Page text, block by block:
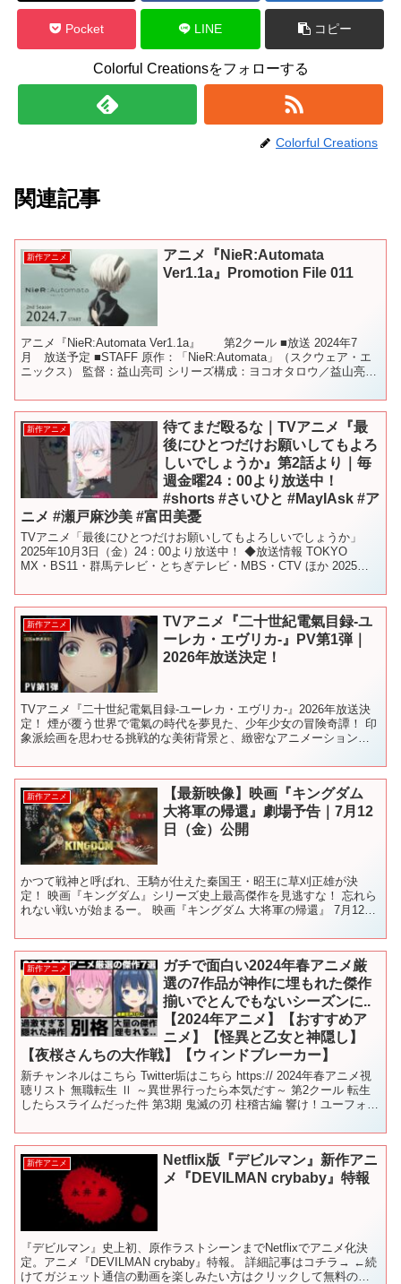
Pocket LINE コピー
Colorful Creationsをフォローする
Colorful Creations
関連記事
新作アニメ
アニメ『NieR:Automata
Ver1.1a』Promotion File 011
アニメ『NieR:Automata Ver1.1a』 第2クール ■放送 2024年7
月 放送予定 ■STAFF 原作：「NieR:Automata」（スクウェア・エ
ニックス） 監督：益山亮司 シリーズ構成：ヨコオタロウ／益山亮司
新作アニメ
待てまだ殴るな｜TVアニメ『最
後にひとつだけお願いしてもよろ
しいでしょうか』第2話より｜毎
週金曜24：00より放送中！
#shorts #さいひと #MayIAsk #ア
ニメ #瀬戸麻沙美 #富田美憂
TVアニメ「最後にひとつだけお願いしてもよろしいでしょうか」
2025年10月3日（金）24：00より放送中！ ◆放送情報 TOKYO
MX・BS11・群馬テレビ・とちぎテレビ・MBS・CTV ほか 2025年
新作アニメ
TVアニメ『二十世紀電氣目録-ユ
ーレカ・エヴリカ-』PV第1弾｜
2026年放送決定！
TVアニメ『二十世紀電氣目録-ユーレカ・エヴリカ-』2026年放送決
定！ 煙が覆う世界で電氣の時代を夢見た、少年少女の冒険奇譚！ 印
象派絵画を思わせる挑戦的な美術背景と、緻密なアニメーション表
新作アニメ
【最新映像】映画『キングダム
大将軍の帰還』劇場予告｜7月12
日（金）公開
かつて戦神と呼ばれ、王騎が仕えた秦国王・昭王に草刈正雄が決
定！ 映画『キングダム』シリーズ史上最高傑作を見逃すな！ 忘れら
れない戦いが始まるー。 映画『キングダム 大将軍の帰還』 7月12日
新作アニメ
ガチで面白い2024年春アニメ厳
選の7作品が神作に埋もれた傑作
揃いでとんでもないシーズンに..
【2024年アニメ】【おすすめア
ニメ】【怪異と乙女と神隠し】
【夜桜さんちの大作戦】【ウィンドブレーカー】
新チャンネルはこちら Twitter垢はこちら https:// 2024年春アニメ視
聴リスト 無職転生 Ⅱ ～異世界行ったら本気だす～ 第2クール 転生
したらスライムだった件 第3期 鬼滅の刃 柱稽古編 響け！ユーフォニ
新作アニメ
Netflix版『デビルマン』新作アニ
メ『DEVILMAN crybaby』特報
『デビルマン』史上初、原作ラストシーンまでNetflixでアニメ化決
定。アニメ『DEVILMAN crybaby』特報。 詳細記事はコチラ→ ←続
けてガジェット通信の動画を楽しみたい方はクリックして無料のチ